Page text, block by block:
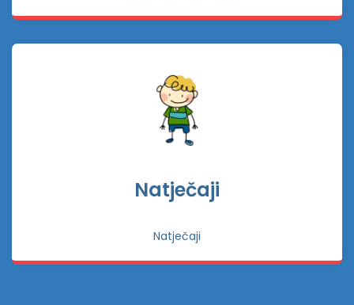
Natječaji
Natječaji